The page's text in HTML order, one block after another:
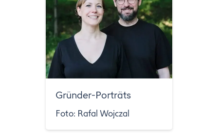
Gründer-Porträts
Foto: Rafal Wojczal